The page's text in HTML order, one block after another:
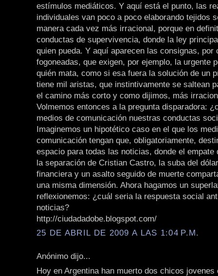
estímulos mediáticos. Y aquí está el punto, las
individuales van poco a poco elaborando tejidos
manera cada vez más irracional, porque en
conductas de supervivencia, donde la ley
quien pueda. Y aquí aparecen las consignas, por
fogoneadas, que exigen, por ejemplo, la urgente
quién mata, como si esa fuera la solución de un
tiene mil aristas, que instintivamente se saltean
el camino más corto y como dijimos, más
Volmemos entonces a la pregunta disparadora:
medios de comunicación nuestras conductas
Imaginemos un hipotético caso en el que los
comunicación tengan que, obligatoriamente,
espacio para todas las noticias, donde el empate
la separación de Cristian Castro, la suba del
financiera y un asalto seguido de muerte
una misma dimensión. Ahora hagamos un
reflexionemos: ¿cuál seria la respuesta social
noticias?
http://ciudadadobe.blogspot.com/
25 DE ABRIL DE 2009 A LAS 1:04 P.M.
Anónimo dijo...
Hoy en Argentina han muerto dos chicos jovenes